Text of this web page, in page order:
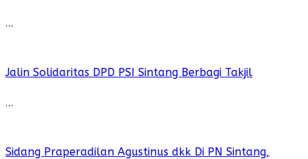
…
Jalin Solidaritas DPD PSI Sintang Berbagi Takjil
…
Sidang Praperadilan Agustinus dkk Di PN Sintang,